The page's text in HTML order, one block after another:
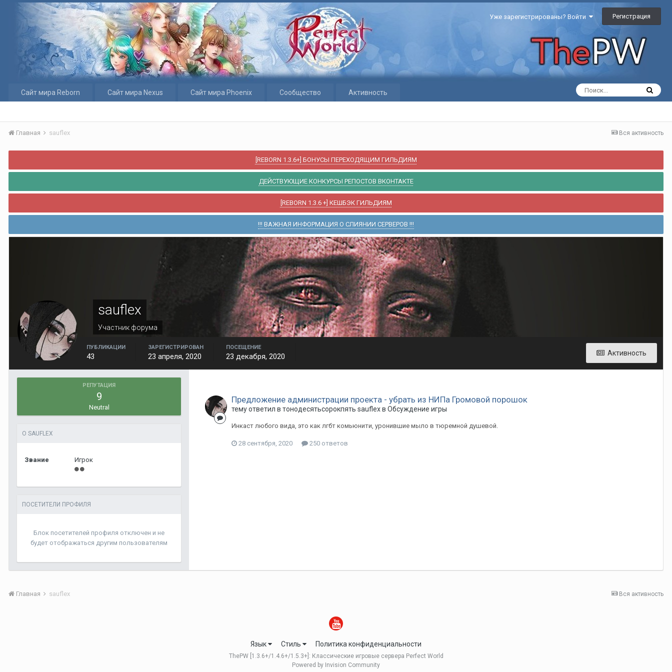
Уже зарегистрированы? Войти Регистрация
Сайт мира Reborn Сайт мира Nexus Сайт мира Phoenix Сообщество Активность
Вся активность
Главная sauflex
[REBORN 1.3.6+] БОНУСЫ ПЕРЕХОДЯЩИМ ГИЛЬДИЯМ
ДЕЙСТВУЮЩИЕ КОНКУРСЫ РЕПОСТОВ ВКОНТАКТЕ
[REBORN 1.3.6 +] КЕШБЭК ГИЛЬДИЯМ
!!! ВАЖНАЯ ИНФОРМАЦИЯ О СЛИЯНИИ СЕРВЕРОВ !!!
sauflex
Участник форума
Активность
ПУБЛИКАЦИИ
43
ЗАРЕГИСТРИРОВАН
23 апреля, 2020
ПОСЕЩЕНИЕ
23 декабря, 2020
РЕПУТАЦИЯ
9
Neutral
О SAUFLEX
Звание Игрок
ПОСЕТИТЕЛИ ПРОФИЛЯ
Блок посетителей профиля отключен и не
будет отображаться другим пользователям
Предложение администрации проекта - убрать из НИПа Громовой порошок
тему ответил в тонодесятьсорокпять sauflexв Обсуждение игры
Инкаст любого вида, это как лгбт комьюнити, уронившие мыло в тюремной душевой.
28 сентября, 2020 250 ответов
Вся активность
Главная sauflex
Язык Стиль Политика конфиденциальности
ThePW [1.3.6+/1.4.6+/1.5.3+]: Классические игровые сервера Perfect World
Powered by Invision Community